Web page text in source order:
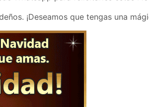
¡Deseamos que tengas una